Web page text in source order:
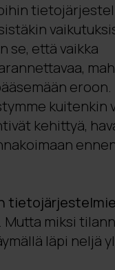
se, että vaikka
eroon.
kuitenkin
kehittyä,
. Mutta miksi
läpi neljä